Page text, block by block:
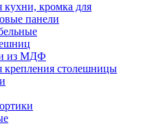
кромка для
панели
из МДФ
столешницы